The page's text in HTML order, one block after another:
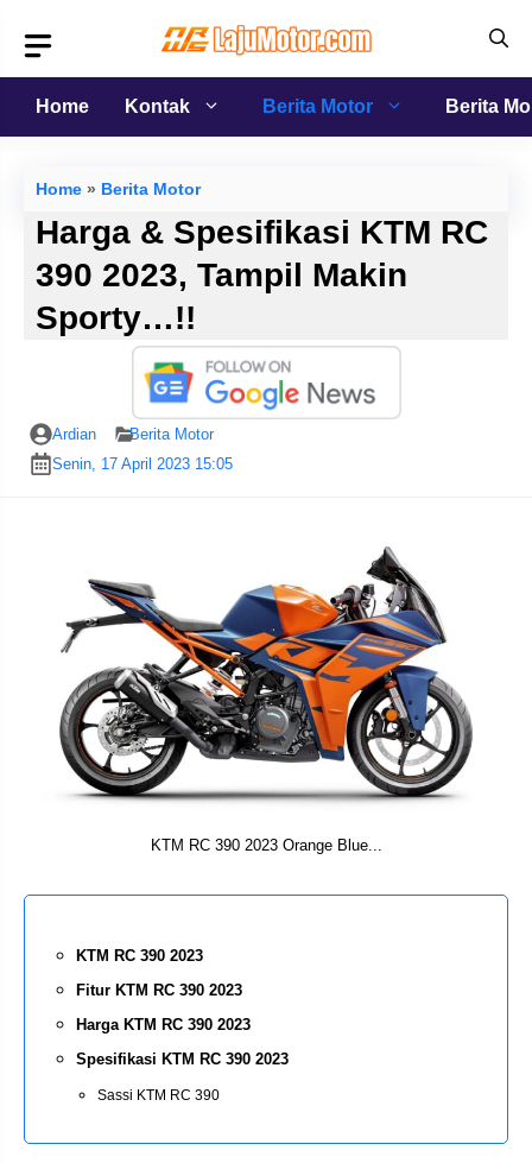
isi
Home
Kontak Berita Motor Berita
Home » Berita Motor
Harga & Spesifikasi KTM RC
390 2023, Tampil Makin
Sporty…!!
Ardian
Berita Motor
Senin, 17 April 2023 15:05
KTM RC 390 2023 Orange Blue...
KTM RC 390 2023
Fitur KTM RC 390 2023
Harga KTM RC 390 2023
Spesifikasi KTM RC 390 2023
Sassi KTM RC 390